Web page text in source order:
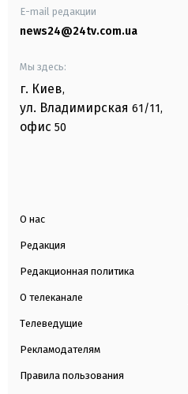
E-mail редакции
news24@24tv.com.ua
Мы здесь:
г. Киев,
ул. Владимирская 61/11,
офис 50
О нас
Редакция
Редакционная политика
О телеканале
Телеведущие
Рекламодателям
Правила пользования